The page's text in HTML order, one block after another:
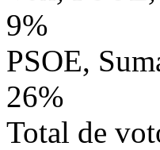
9%
PSOE,
26%
Total de